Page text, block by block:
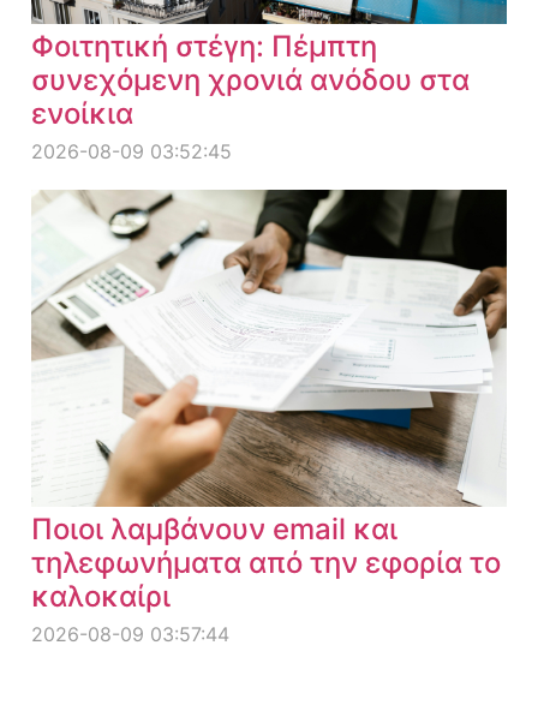
Φοιτητική στέγη: Πέμπτη
συνεχόμενη χρονιά ανόδου στα
ενοίκια
2026-08-09 03:52:45
Ποιοι λαμβάνουν email και
τηλεφωνήματα από την εφορία το
καλοκαίρι
2026-08-09 03:57:44